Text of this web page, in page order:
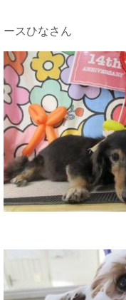
ースひなさん